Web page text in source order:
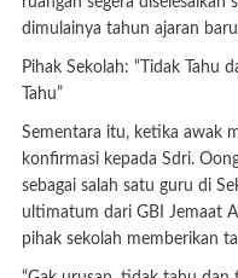
dimulainya tahun ajaran
Pihak Sekolah: “Tidak Tahu
Tahu”
Sementara itu, ketika awak
konfirmasi kepada Sdri.
sebagai salah satu guru di
ultimatum dari GBI Jemaat
pihak sekolah memberikan